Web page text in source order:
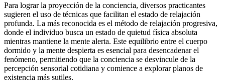
Para lograr la proyección de la conciencia, diversos practicantes
sugieren el uso de técnicas que facilitan el estado de relajación
profunda. La más reconocida es el método de relajación progresiva,
donde el individuo busca un estado de quietud física absoluta
mientras mantiene la mente alerta. Este equilibrio entre el cuerpo
dormido y la mente despierta es esencial para desencadenar el
fenómeno, permitiendo que la conciencia se desvincule de la
percepción sensorial cotidiana y comience a explorar planos de
existencia más sutiles.